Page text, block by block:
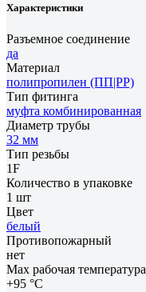
Характеристики
Разъемное соединение
да
Материал
полипропилен (ПП|PP)
Тип фитинга
муфта комбинированная
Диаметр трубы
32 мм
Тип резьбы
1F
Количество в упаковке
1 шт
Цвет
белый
Противопожарный
нет
Max рабочая температура
+95 °С